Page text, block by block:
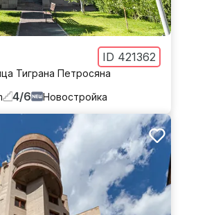
ID 421362
Тиграна Петросяна
4/6 Новостройка